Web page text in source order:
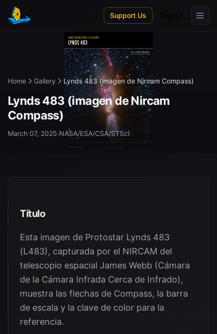
Skip to main content
Support Us
Home Gallery Lynds 483 (imagen de Nircam Compass)
Lynds 483 (imagen de Nircam
Compass)
March 07, 2025·NASA/ESA/CSA/STScI
Título
Esta imagen de Protostar Lynds 483
(L483), capturada por el NIRCAM del
telescopio espacial James Webb (Cámara
de la Cámara Infrada Cerca de Infrado),
muestra las flechas de Compass, la barra
de escala y la clave de color para la
referencia.